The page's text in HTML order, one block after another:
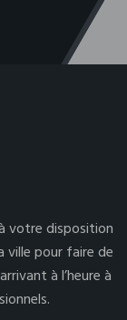
votre disposition
ville pour faire de
à l’heure à